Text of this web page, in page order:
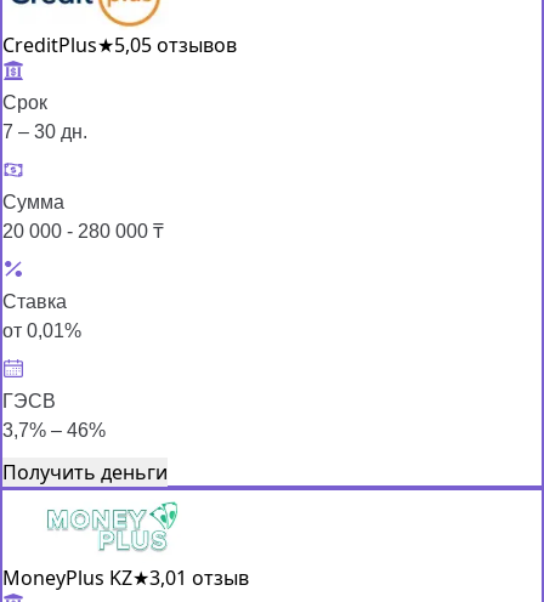
CreditPlus★5,05 отзывов
Срок
7 – 30 дн.
Сумма
20 000 - 280 000 ₸
Ставка
от 0,01%
ГЭСВ
3,7% – 46%
Получить деньги
MoneyPlus KZ★3,01 отзыв